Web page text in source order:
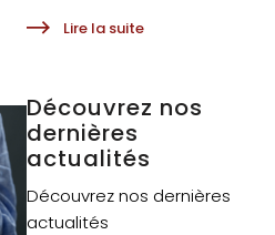
Lire la suite
Découvrez nos
dernières
actualités
Découvrez nos dernières
actualités